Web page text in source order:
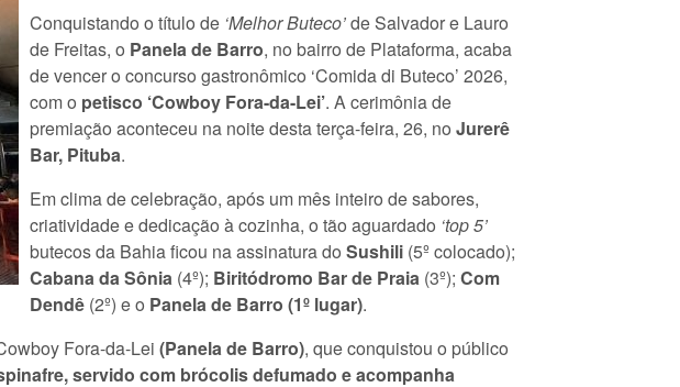
Conquistando o título de ‘Melhor Buteco’de Salvador e Lauro
de Freitas, o Panela de Barro, no bairro de Plataforma, acaba
de vencer o concurso gastronômico ‘Comida di Buteco’ 2026,
com o petisco ‘Cowboy Fora-da-Lei’. A cerimônia de
premiação aconteceu na noite desta terça-feira, 26, no Jurerê
Bar, Pituba.
Em clima de celebração, após um mês inteiro de sabores,
criatividade e dedicação à cozinha, o tão aguardado ‘top 5’
butecos da Bahia ficou na assinatura do Sushili (5º colocado);
Cabana da Sônia (4º); Biritódromo Bar de Praia (3º); Com
Dendê (2º) e o Panela de Barro (1º lugar).
Fora-da-Lei (Panela de Barro), que conquistou o público
servido com brócolis defumado e acompanha